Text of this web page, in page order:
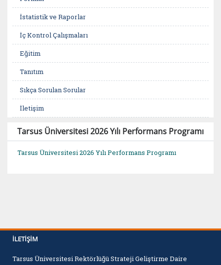
İstatistik ve Raporlar
İç Kontrol Çalışmaları
Eğitim
Tanıtım
Sıkça Sorulan Sorular
İletişim
Tarsus Üniversitesi 2026 Yılı Performans Programı
Tarsus Üniversitesi 2026 Yılı Performans Programı
İLETIŞIM
Tarsus Üniversitesi Rektörlüğü Strateji Geliştirme Daire